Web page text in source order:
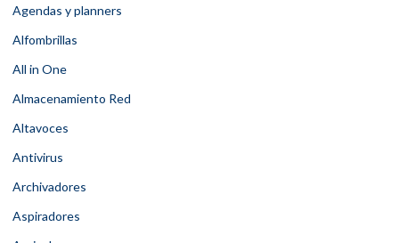
Agendas y planners
Alfombrillas
All in One
Almacenamiento Red
Altavoces
Antivirus
Archivadores
Aspiradores